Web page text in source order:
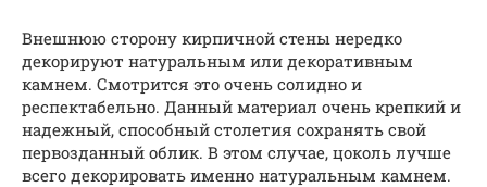
Внешнюю сторону кирпичной стены нередко
декорируют натуральным или декоративным
камнем. Смотрится это очень солидно и
респектабельно. Данный материал очень крепкий и
надежный, способный столетия сохранять свой
первозданный облик. В этом случае, цоколь лучше
всего декорировать именно натуральным камнем.